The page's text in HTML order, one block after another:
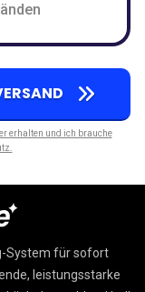
erhalten und ich brauche
System für sofort
leistungsstarke